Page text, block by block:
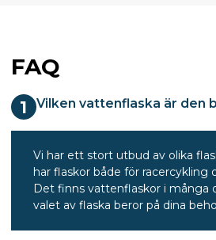
FAQ
1 Vilken vattenflaska är den
Vi har ett stort utbud av olika
har flaskor både för racercykling
Det finns vattenflaskor i många
valet av flaska beror på dina